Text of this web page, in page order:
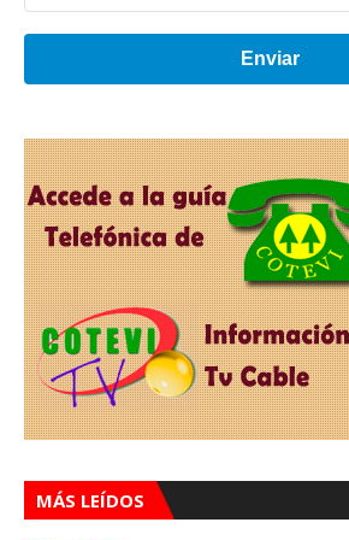
Enviar
MÁS LEÍDOS